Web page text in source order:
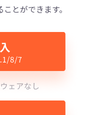
とができます。